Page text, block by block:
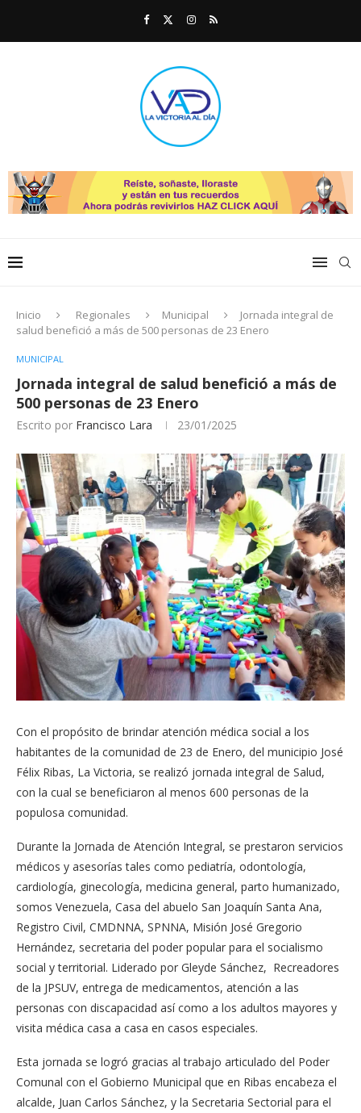
Inicio Regionales Municipal
Jornada integral de
salud benefició a más de 500 personas de 23 Enero
MUNICIPAL
Jornada integral de salud benefició a más de
500 personas de 23 Enero
Escrito por Francisco Lara 23/01/2025
Con el propósito de brindar atención médica social a los
habitantes de la comunidad de 23 de Enero, del municipio José
Félix Ribas, La Victoria, se realizó jornada integral de Salud,
con la cual se beneficiaron al menos 600 personas de la
populosa comunidad.
Durante la Jornada de Atención Integral, se prestaron servicios
médicos y asesorías tales como pediatría, odontología,
cardiología, ginecología, medicina general, parto humanizado,
somos Venezuela, Casa del abuelo San Joaquín Santa Ana,
Registro Civil, CMDNNA, SPNNA, Misión José Gregorio
Hernández, secretaria del poder popular para el socialismo
social y territorial. Liderado por Gleyde Sánchez, Recreadores
de la JPSUV, entrega de medicamentos, atención a las
personas con discapacidad así como a los adultos mayores y
visita médica casa a casa en casos especiales.
Esta jornada se logró gracias al trabajo articulado del Poder
Comunal con el Gobierno Municipal que en Ribas encabeza el
alcalde, Juan Carlos Sánchez, y la Secretaria Sectorial para el